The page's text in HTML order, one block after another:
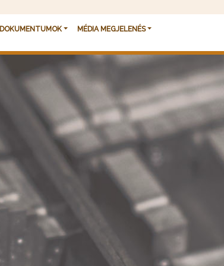
DOKUMENTUMOK MÉDIA MEGJELENÉS